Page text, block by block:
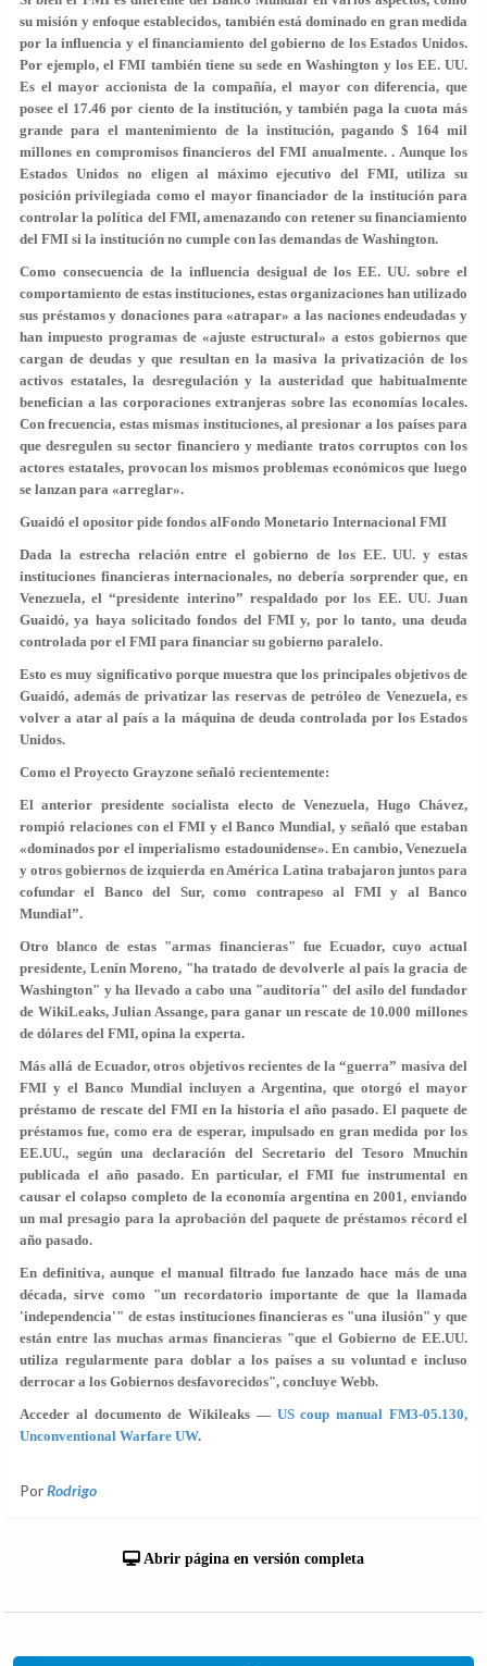
su misión y enfoque establecidos, también está dominado en gran medida
por la influencia y el financiamiento del gobierno de los Estados Unidos.
Por ejemplo, el FMI también tiene su sede en Washington y los EE. UU.
Es el mayor accionista de la compañía, el mayor con diferencia, que
posee el 17.46 por ciento de la institución, y también paga la cuota más
grande para el mantenimiento de la institución, pagando $ 164 mil
millones en compromisos financieros del FMI anualmente. . Aunque los
Estados Unidos no eligen al máximo ejecutivo del FMI, utiliza su
posición privilegiada como el mayor financiador de la institución para
controlar la política del FMI, amenazando con retener su financiamiento
del FMI si la institución no cumple con las demandas de Washington.
Como consecuencia de la influencia desigual de los EE. UU. sobre el
comportamiento de estas instituciones, estas organizaciones han utilizado
sus préstamos y donaciones para «atrapar» a las naciones endeudadas y
han impuesto programas de «ajuste estructural» a estos gobiernos que
cargan de deudas y que resultan en la masiva la privatización de los
activos estatales, la desregulación y la austeridad que habitualmente
benefician a las corporaciones extranjeras sobre las economías locales.
Con frecuencia, estas mismas instituciones, al presionar a los países para
que desregulen su sector financiero y mediante tratos corruptos con los
actores estatales, provocan los mismos problemas económicos que luego
se lanzan para «arreglar».
Guaidó el opositor pide fondos alFondo Monetario Internacional FMI
Dada la estrecha relación entre el gobierno de los EE. UU. y estas
instituciones financieras internacionales, no debería sorprender que, en
Venezuela, el “presidente interino” respaldado por los EE. UU. Juan
Guaidó, ya haya solicitado fondos del FMI y, por lo tanto, una deuda
controlada por el FMI para financiar su gobierno paralelo.
Esto es muy significativo porque muestra que los principales objetivos de
Guaidó, además de privatizar las reservas de petróleo de Venezuela, es
volver a atar al país a la máquina de deuda controlada por los Estados
Unidos.
Como el Proyecto Grayzone señaló recientemente:
El anterior presidente socialista electo de Venezuela, Hugo Chávez,
rompió relaciones con el FMI y el Banco Mundial, y señaló que estaban
«dominados por el imperialismo estadounidense». En cambio, Venezuela
y otros gobiernos de izquierda en América Latina trabajaron juntos para
cofundar el Banco del Sur, como contrapeso al FMI y al Banco
Mundial”.
Otro blanco de estas "armas financieras" fue Ecuador, cuyo actual
presidente, Lenín Moreno, "ha tratado de devolverle al país la gracia de
Washington" y ha llevado a cabo una "auditoría" del asilo del fundador
de WikiLeaks, Julian Assange, para ganar un rescate de 10.000 millones
de dólares del FMI, opina la experta.
Más allá de Ecuador, otros objetivos recientes de la “guerra” masiva del
FMI y el Banco Mundial incluyen a Argentina, que otorgó el mayor
préstamo de rescate del FMI en la historia el año pasado. El paquete de
préstamos fue, como era de esperar, impulsado en gran medida por los
EE.UU., según una declaración del Secretario del Tesoro Mnuchin
publicada el año pasado. En particular, el FMI fue instrumental en
causar el colapso completo de la economía argentina en 2001, enviando
un mal presagio para la aprobación del paquete de préstamos récord el
año pasado.
En definitiva, aunque el manual filtrado fue lanzado hace más de una
década, sirve como "un recordatorio importante de que la llamada
'independencia'" de estas instituciones financieras es "una ilusión" y que
están entre las muchas armas financieras "que el Gobierno de EE.UU.
utiliza regularmente para doblar a los países a su voluntade incluso
derrocar a los Gobiernos desfavorecidos", concluye Webb.
Acceder al documento de Wikileaks — US coup manual FM3-05.130,
Unconventional Warfare UW.
PorRodrigo
Abrir página en versión completa